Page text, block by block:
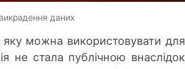
даних
можна використовувати для
не стала публічною внаслідок